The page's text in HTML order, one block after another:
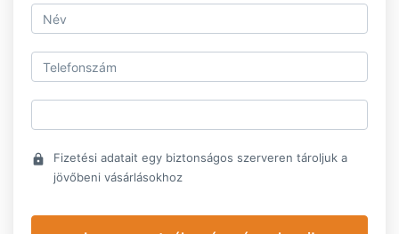
lock
Fizetési adatait egy biztonságos szerveren tároljuk a
jövőbeni vásárlásokhoz